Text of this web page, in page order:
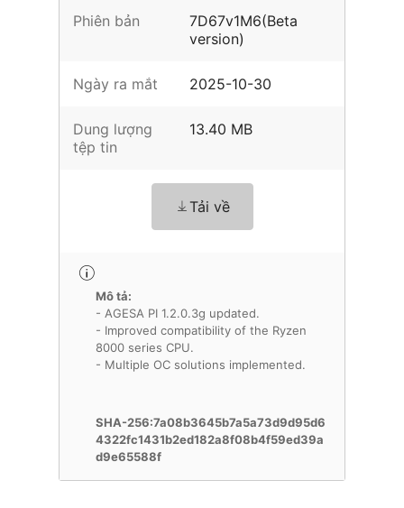
Phiên bản
7D67v1M6(Beta
version)
Ngày ra mắt 2025-10-30
Dung lượng
tệp tin
13.40 MB
Tải về
Mô tả:
- AGESA PI 1.2.0.3g updated.
- Improved compatibility of the Ryzen
8000 series CPU.
- Multiple OC solutions implemented.
SHA-256:7a08b3645b7a5a73d9d95d6
4322fc1431b2ed182a8f08b4f59ed39a
d9e65588f